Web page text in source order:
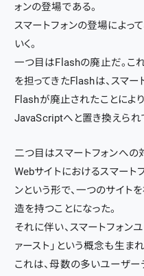
ォンの登場である。
スマートフォンの登場によっ
いく。
一つ目はFlashの廃止だ。こ
を担ってきたFlashは、スマ
Flashが廃止されたことによ
JavaScriptへと置き換えられ
二つ目はスマートフォンへの
Webサイトにおけるスマート
ンという形で、一つのサイト
造を持つことになった。
それに伴い、スマートフォン
ァースト」という概念も生まれ
これは、母数の多いユーザー